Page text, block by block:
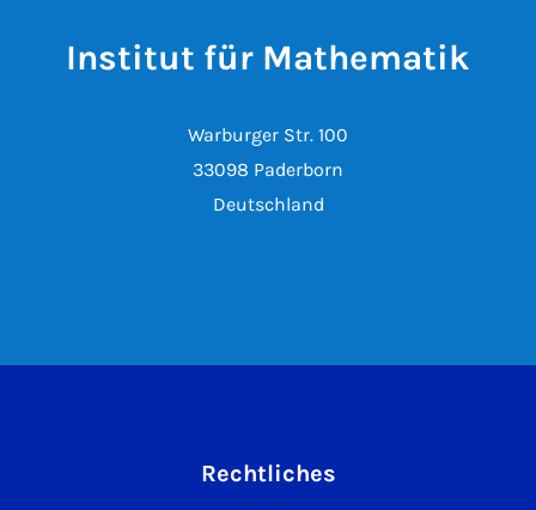
Institut für Mathematik
Warburger Str. 100
33098 Paderborn
Deutschland
Rechtliches